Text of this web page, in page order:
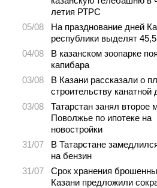
летия РТРС
05/08
На празднование дней
республики выделят
04/08
В казанском зоопарке
капибара
03/08
В Казани рассказали о
строительству канатной
03/08
Татарстан занял второе
Поволжье по ипотеке на
новостройки
31/07
В Татарстане
на бензин
31/07
Срок хранения
Казани предложили